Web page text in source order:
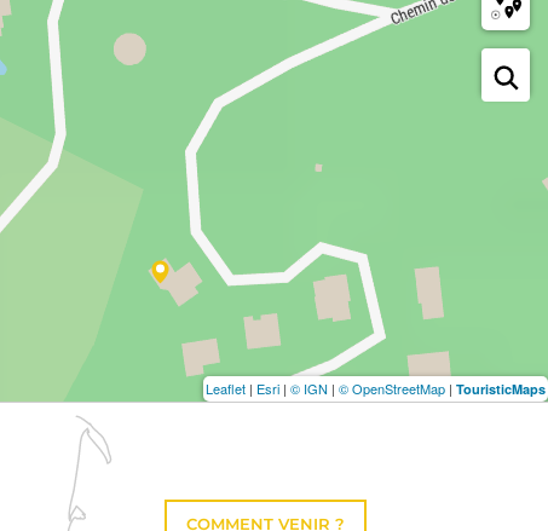
Leaflet | Esri | © IGN | © OpenStreetMap | TouristicMaps
COMMENT VENIR ?